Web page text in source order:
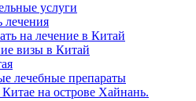
услуги
лечения
на лечение в Китай
визы в Китай
лечебные препараты
на острове Хайнань.